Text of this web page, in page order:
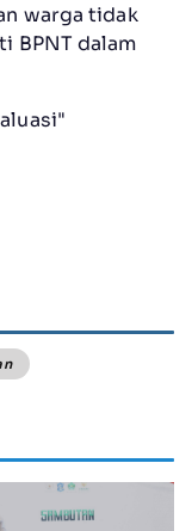
warga tidak
BPNT dalam